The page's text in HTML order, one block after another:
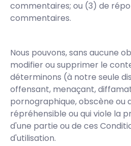
commentaires; ou (3) de
commentaires.
Nous pouvons, sans aucune
modifier ou supprimer le
déterminons (à notre seule
offensant, menaçant,
pornographique, obscène ou
répréhensible ou qui viole la
d'une partie ou de ces
d'utilisation.